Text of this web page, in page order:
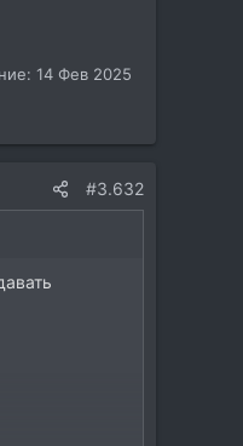
14 Фев 2025
#3.632